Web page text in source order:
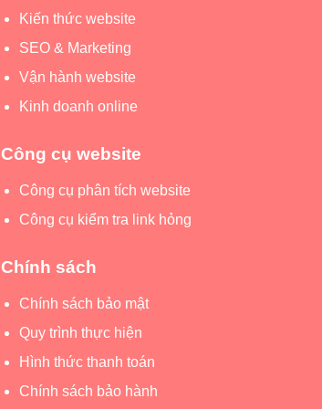
Kiến thức website
SEO & Marketing
Vận hành website
Kinh doanh online
Công cụ website
Công cụ phân tích website
Công cụ kiểm tra link hỏng
Chính sách
Chính sách bảo mật
Quy trình thực hiện
Hình thức thanh toán
Chính sách bảo hành